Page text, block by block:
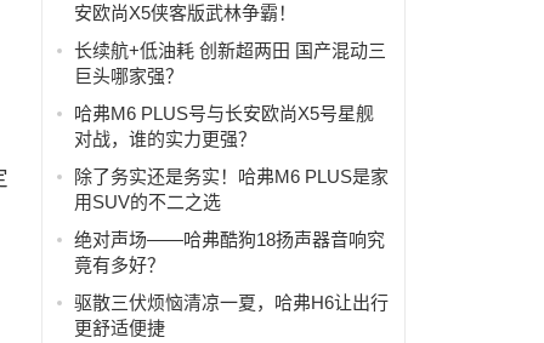
安欧尚X5侠客版武林争霸！
长续航+低油耗 创新超两田 国产混动三
巨头哪家强？
哈弗M6 PLUS号与长安欧尚X5号星舰
对战，谁的实力更强？
除了务实还是务实！哈弗M6 PLUS是家
用SUV的不二之选
绝对声场——哈弗酷狗18扬声器音响究
竟有多好？
驱散三伏烦恼清凉一夏，哈弗H6让出行
更舒适便捷